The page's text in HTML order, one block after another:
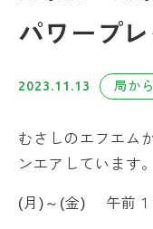
パワープ
2023.11.13 局か
むさしのエフエム
ンエアしています。
(月)～(金) 午前１